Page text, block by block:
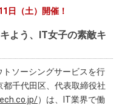
日（土）開催！
よう、IT女子の素敵キ
トソーシングサービスを行
千代田区、代表取締役社
）は、IT業界で働